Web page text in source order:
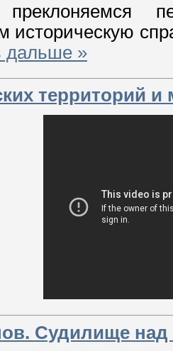
историческую
дальше »
территорий
Судилище